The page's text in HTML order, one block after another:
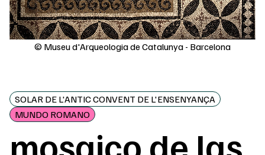
© Museu d'Arqueologia de Catalunya - Barcelona
SOLAR DE L'ANTIC CONVENT DE L'ENSENYANÇA
MUNDO ROMANO
mosaico de las